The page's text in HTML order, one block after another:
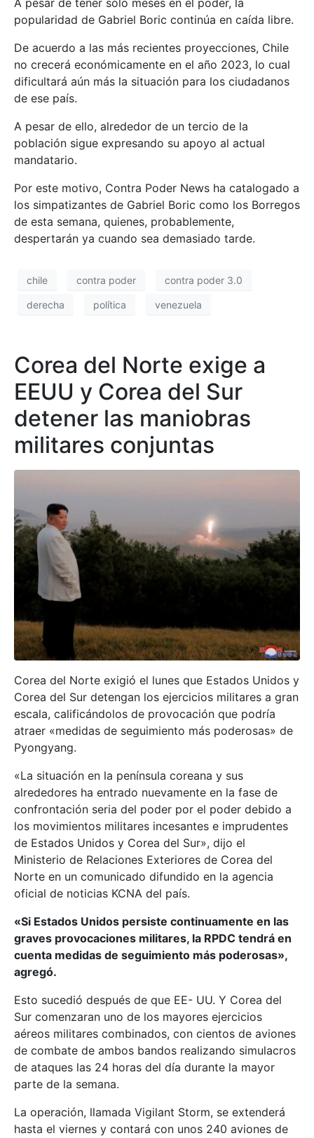
A pesar de tener sólo meses en el poder, la
popularidad de Gabriel Boric continúa en caída libre.
De acuerdo a las más recientes proyecciones, Chile
no crecerá económicamente en el año 2023, lo cual
dificultará aún más la situación para los ciudadanos
de ese país.
A pesar de ello, alrededor de un tercio de la
población sigue expresando su apoyo al actual
mandatario.
Por este motivo, Contra Poder News ha catalogado a
los simpatizantes de Gabriel Boric como los Borregos
de esta semana, quienes, probablemente,
despertarán ya cuando sea demasiado tarde.
chile contra poder contra poder 3.0
derecha política venezuela
Corea del Norte exige a
EEUU y Corea del Sur
detener las maniobras
militares conjuntas
Corea del Norte exigió el lunes que Estados Unidos y
Corea del Sur detengan los ejercicios militares a gran
escala, calificándolos de provocación que podría
atraer «medidas de seguimiento más poderosas» de
Pyongyang.
«La situación en la península coreana y sus
alrededores ha entrado nuevamente en la fase de
confrontación seria del poder por el poder debido a
los movimientos militares incesantes e imprudentes
de Estados Unidos y Corea del Sur», dijo el
Ministerio de Relaciones Exteriores de Corea del
Norte en un comunicado difundido en la agencia
oficial de noticias KCNA del país.
«Si Estados Unidos persiste continuamente en las
graves provocaciones militares, la RPDC tendrá en
cuenta medidas de seguimiento más poderosas»,
agregó.
Esto sucedió después de que EE- UU. Y Corea del
Sur comenzaran uno de los mayores ejercicios
aéreos militares combinados, con cientos de aviones
de combate de ambos bandos realizando simulacros
de ataques las 24 horas del día durante la mayor
parte de la semana.
La operación, llamada Vigilant Storm, se extenderá
hasta el viernes y contará con unos 240 aviones de